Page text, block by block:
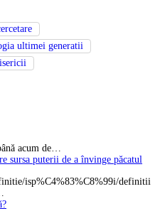
ultimei generatii
acum de…
sursa puterii de a învinge păcatul
isp%C4%83%C8%99i/definitii